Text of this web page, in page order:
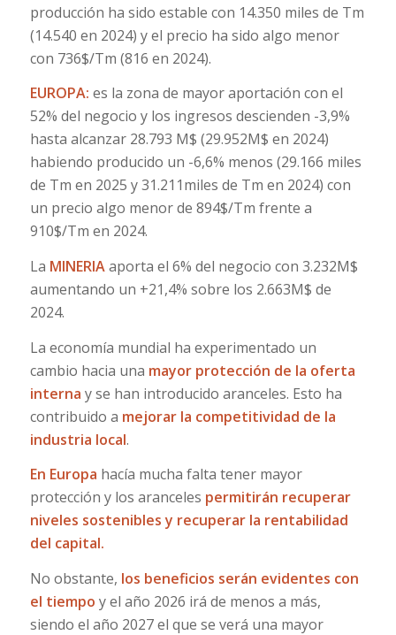
producción ha sido estable con 14.350 miles de Tm
(14.540 en 2024) y el precio ha sido algo menor
con 736$/Tm (816 en 2024).
EUROPA: es la zona de mayor aportación con el
52% del negocio y los ingresos descienden -3,9%
hasta alcanzar 28.793 M$ (29.952M$ en 2024)
habiendo producido un -6,6% menos (29.166 miles
de Tm en 2025 y 31.211miles de Tm en 2024) con
un precio algo menor de 894$/Tm frente a
910$/Tm en 2024.
La MINERIAaporta el 6% del negocio con 3.232M$
aumentando un +21,4% sobre los 2.663M$ de
2024.
La economía mundial ha experimentado un
cambio hacia una mayor protección de la oferta
interna y se han introducido aranceles. Esto ha
contribuido a mejorar la competitividad de la
industria local.
En Europa hacía mucha falta tener mayor
protección y los aranceles permitirán recuperar
niveles sostenibles y recuperar la rentabilidad
del capital.
No obstante, los beneficios serán evidentes con
el tiempo y el año 2026 irá de menos a más,
siendo el año 2027 el que se verá una mayor